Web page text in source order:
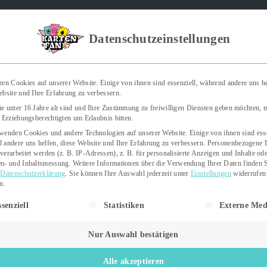
Trading Cards
Datenschutzeinstellungen
Cookies auf unserer Website. Einige von ihnen sind essenziell, während andere uns
und Ihre Erfahrung zu verbessern.
unter 16 Jahre alt sind und Ihre Zustimmung zu freiwilligen Diensten geben möchten,
um Erlaubnis bitten.
Cookies und andere Technologien auf unserer Website. Einige von ihnen sind
andere uns helfen, diese Website und Ihre Erfahrung zu verbessern. Personenbezogene
werden (z. B. IP-Adressen), z. B. für personalisierte Anzeigen und Inhalte
und Inhaltsmessung. Weitere Informationen über die Verwendung Ihrer Daten finden
Datenschutzerklärung. Sie können Ihre Auswahl jederzeit unterEinstellungenwiderrufen
eine Liste der Service-Gruppen, für die eine Einwilligung erteilt
Statistiken Externe
Nur Auswahl bestätigen
Alle akzeptieren